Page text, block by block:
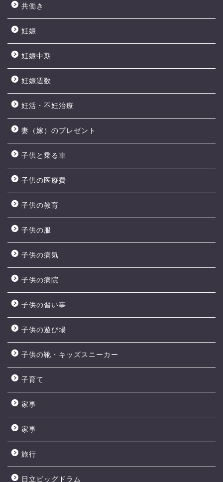
共働き
妊娠
妊娠中期
妊娠週数
妊活・不妊治療
妻（嫁）のプレゼント
子供と乗る車
子供の医療費
子供の教育
子供の服
子供の病気
子供の病院
子供の習い事
子供の遊び場
子供の靴・キッズスニーカー
子育て
家事
家事
旅行
日立ビッグドラム